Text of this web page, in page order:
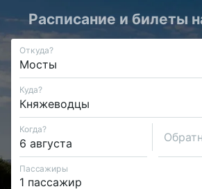
Расписание и билеты
Откуда?
Куда?
Когда?
Пассажиры